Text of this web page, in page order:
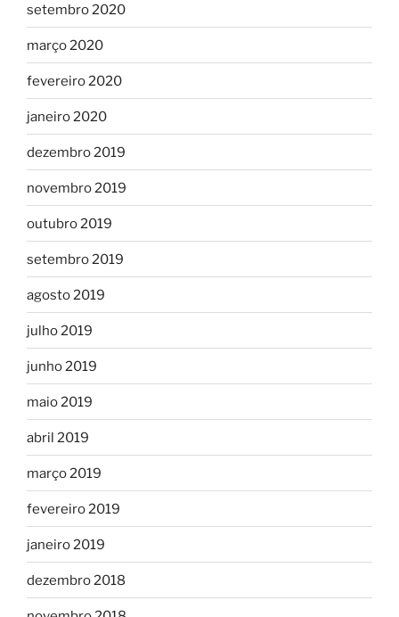
setembro 2020
março 2020
fevereiro 2020
janeiro 2020
dezembro 2019
novembro 2019
outubro 2019
setembro 2019
agosto 2019
julho 2019
junho 2019
maio 2019
abril 2019
março 2019
fevereiro 2019
janeiro 2019
dezembro 2018